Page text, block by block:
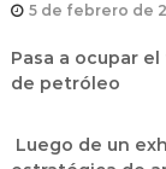
5 de febrero de
Pasa a ocupar
de petróleo
Luego de un